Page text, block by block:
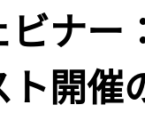
ビナ
ト開催